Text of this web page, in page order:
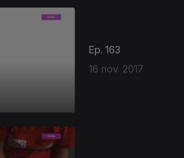
Ep. 163
16 nov. 2017